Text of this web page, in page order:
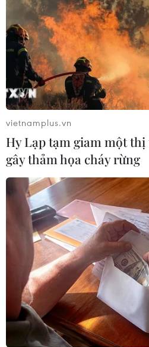
TIN LIÊN QUAN
Hãng GM tiết lộ mẫu
hành tại CES 2021
13/01/2021 08:21
GM miêu tả chiếc ôtô bay
được lên đến 90km mỗi giờ
được vận hành bởi tám bộ
dụng “công nghệ pin thế hệ
vietnamplus.vn
Hy Lạp tạm giam một
gây thảm họa cháy rừng